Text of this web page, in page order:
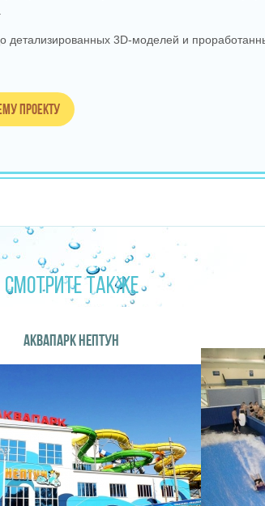
3D‑моделей и
проекту
СМОТРИТЕ ТАКЖЕ
АКВАПАРК НЕПТУН